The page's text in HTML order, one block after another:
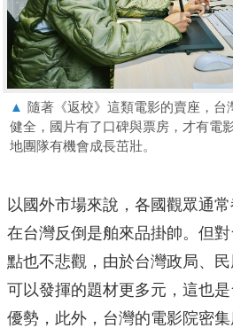
▲ 隨著《返校》這類電影的賣座，
健全，國片有了口碑與票房，才有電
地團隊有機會成長茁壯。
以國外市場來說，各國觀眾通
在台灣反倒是舶來品掛帥。但
點也不悲觀，由於台灣政局、
可以發揮的題材更多元，這也
優勢，此外，台灣的電影院密